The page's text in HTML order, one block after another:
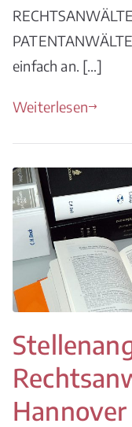
einfach an. […]
Weiterlesen
Hannover